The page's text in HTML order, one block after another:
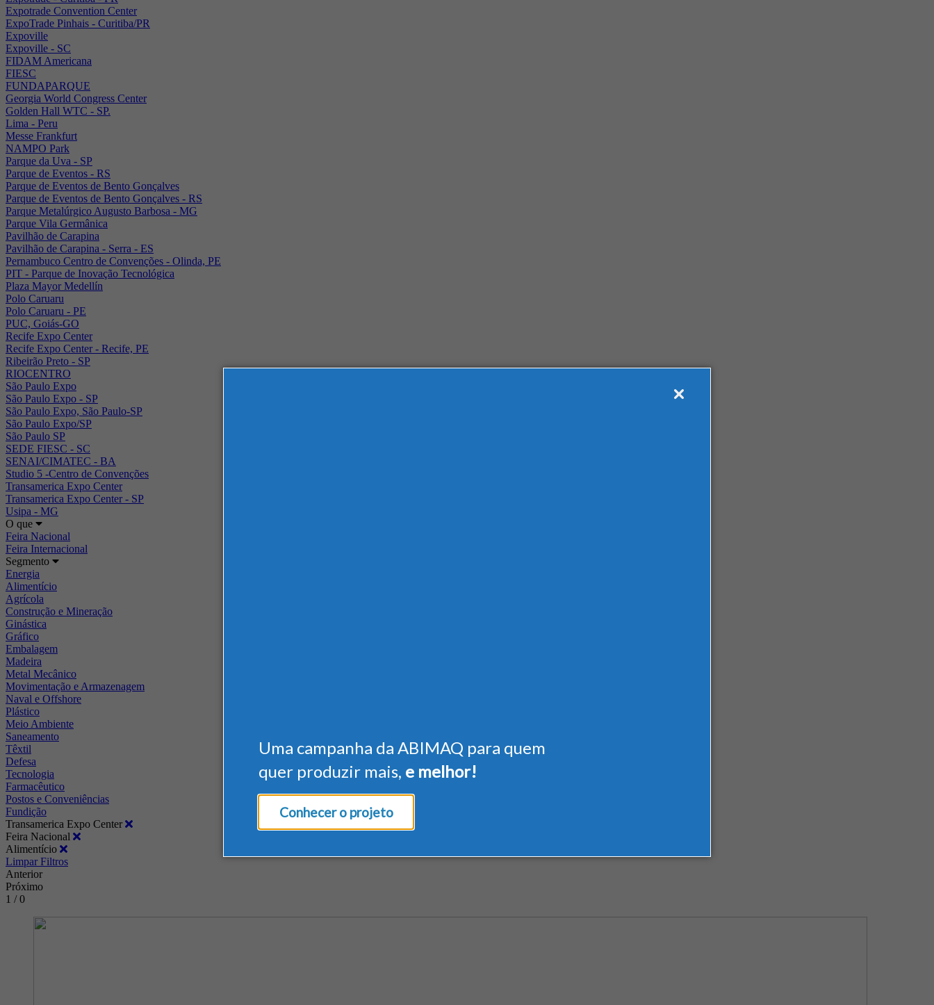
Uma campanha da ABIMAQ para quem
quer produzir mais, e melhor!
Conhecer o projeto
Expotrade Convention Center
ExpoTrade Pinhais - Curitiba/PR
Expoville
Expoville - SC
FIDAM Americana
FIESC
FUNDAPARQUE
Georgia World Congress Center
Golden Hall WTC - SP.
Lima - Peru
Messe Frankfurt
NAMPO Park
Parque da Uva - SP
Parque de Eventos - RS
Parque de Eventos de Bento Gonçalves
Parque de Eventos de Bento Gonçalves - RS
Parque Metalúrgico Augusto Barbosa - MG
Parque Vila Germânica
Pavilhão de Carapina
Pavilhão de Carapina - Serra - ES
Pernambuco Centro de Convenções - Olinda, PE
PIT - Parque de Inovação Tecnológica
Plaza Mayor Medellín
Polo Caruaru
Polo Caruaru - PE
PUC, Goiás-GO
Recife Expo Center
Recife Expo Center - Recife, PE
Ribeirão Preto - SP
RIOCENTRO
São Paulo Expo
São Paulo Expo - SP
São Paulo Expo, São Paulo-SP
São Paulo Expo/SP
São Paulo SP
SEDE FIESC - SC
SENAI/CIMATEC - BA
Studio 5 -Centro de Convenções
Transamerica Expo Center
Transamerica Expo Center - SP
Usipa - MG
O que
Feira Nacional
Feira Internacional
Segmento
Energia
Alimentício
Agrícola
Construção e Mineração
Ginástica
Gráfico
Embalagem
Madeira
Metal Mecânico
Movimentação e Armazenagem
Naval e Offshore
Plástico
Meio Ambiente
Saneamento
Têxtil
Defesa
Tecnologia
Farmacêutico
Postos e Conveniências
Fundição
Transamerica Expo Center
Feira Nacional
Alimentício
Limpar Filtros
Anterior
Próximo
1 / 0